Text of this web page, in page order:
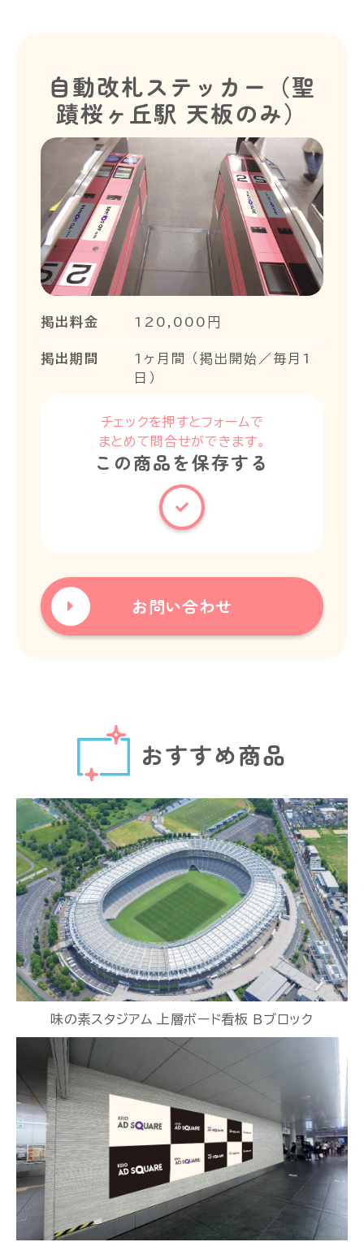
自動改札ステッカー（聖
蹟桜ヶ丘駅 天板のみ）
掲出料金 120,000円
掲出期間
1ヶ月間 （掲出開始／毎月1
日）
チェックを押すとフォームで
まとめて問合せができます。
この商品を保存する
お問い合わせ
おすすめ商品
味の素スタジアム 上層ボード看板 Ｂブロック